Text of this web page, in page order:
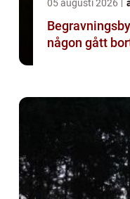
05 augusti 2026
Begravningsbyrå
någon gått